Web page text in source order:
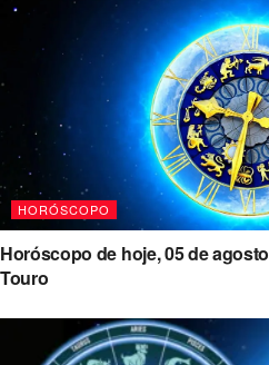
HORÓSCOPO
Horóscopo de hoje, 05 de
Touro